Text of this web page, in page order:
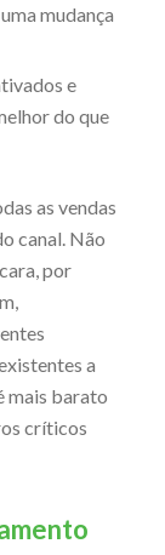
mudança
e
do que
as vendas
canal. Não
por
a
mais barato
críticos